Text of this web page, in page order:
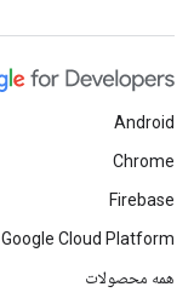
Android
Chrome
Firebase
Google Cloud Platform
همه محصولات